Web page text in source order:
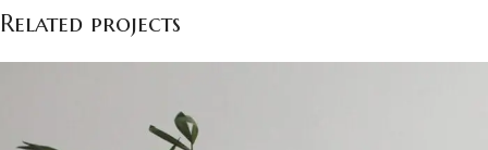
Related projects